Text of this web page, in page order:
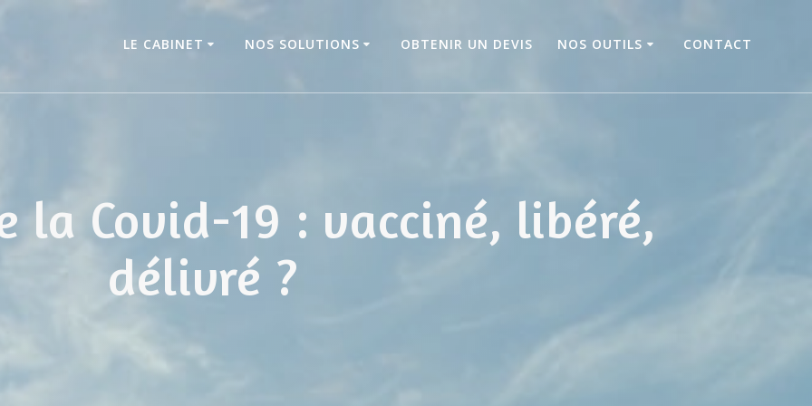
LE CABINET NOS SOLUTIONS OBTENIR UN DEVIS NOS OUTILS CONTACT
la Covid-19 : vacciné, libéré,
délivré ?